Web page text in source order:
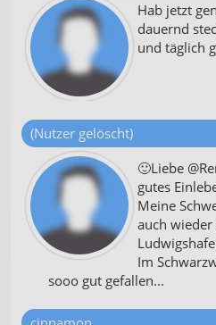
Hab jetzt
dauernd
und täglich
(Nutzer gelöscht)
🙂Liebe
gutes
Meine
auch wieder
Im
sooo gut gefallen...